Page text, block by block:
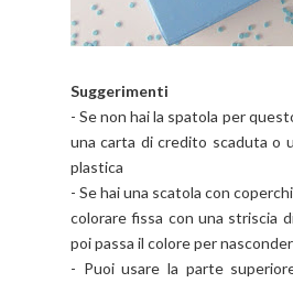
Suggerimenti
- Se non hai la spatola per
una carta di credito scaduta o
plastica
- Se hai una scatola con
colorare fissa con una striscia
poi passa il colore per
- Puoi usare la parte